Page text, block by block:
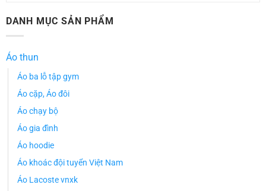
DANH MỤC SẢN PHẨM
Áo thun
Áo ba lỗ tập gym
Áo cặp, Áo đôi
Áo chạy bộ
Áo gia đình
Áo hoodie
Áo khoác đội tuyển Việt Nam
Áo Lacoste vnxk